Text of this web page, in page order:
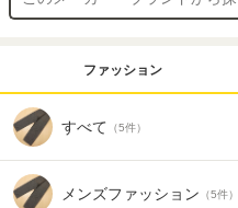
ファッション
すべて （5件）
メンズファッション （5件）